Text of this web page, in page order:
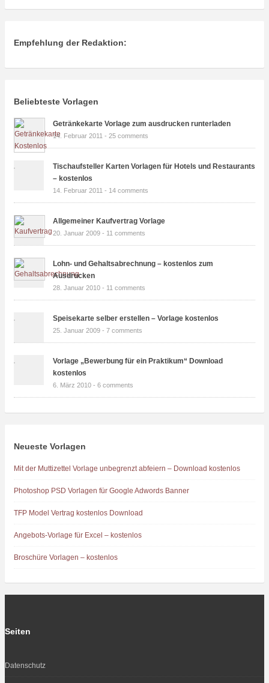
Empfehlung der Redaktion:
Beliebteste Vorlagen
Getränkekarte Vorlage zum ausdrucken runterladen
14. Februar 2011 - 25 comments
Tischaufsteller Karten Vorlagen für Hotels und Restaurants
– kostenlos
14. Februar 2011 - 14 comments
Allgemeiner Kaufvertrag Vorlage
20. Januar 2009 - 11 comments
Lohn- und Gehaltsabrechnung – kostenlos zum
Ausdrucken
28. Januar 2010 - 11 comments
Speisekarte selber erstellen – Vorlage kostenlos
25. Januar 2009 - 7 comments
Vorlage „Bewerbung für ein Praktikum“ Download
kostenlos
6. März 2010 - 6 comments
Neueste Vorlagen
Mit der Muttizettel Vorlage unbegrenzt abfeiern – Download kostenlos
Photoshop PSD Vorlagen für Google Adwords Banner
TFP Model Vertrag kostenlos Download
Angebots-Vorlage für Excel – kostenlos
Broschüre Vorlagen – kostenlos
Seiten
Datenschutz